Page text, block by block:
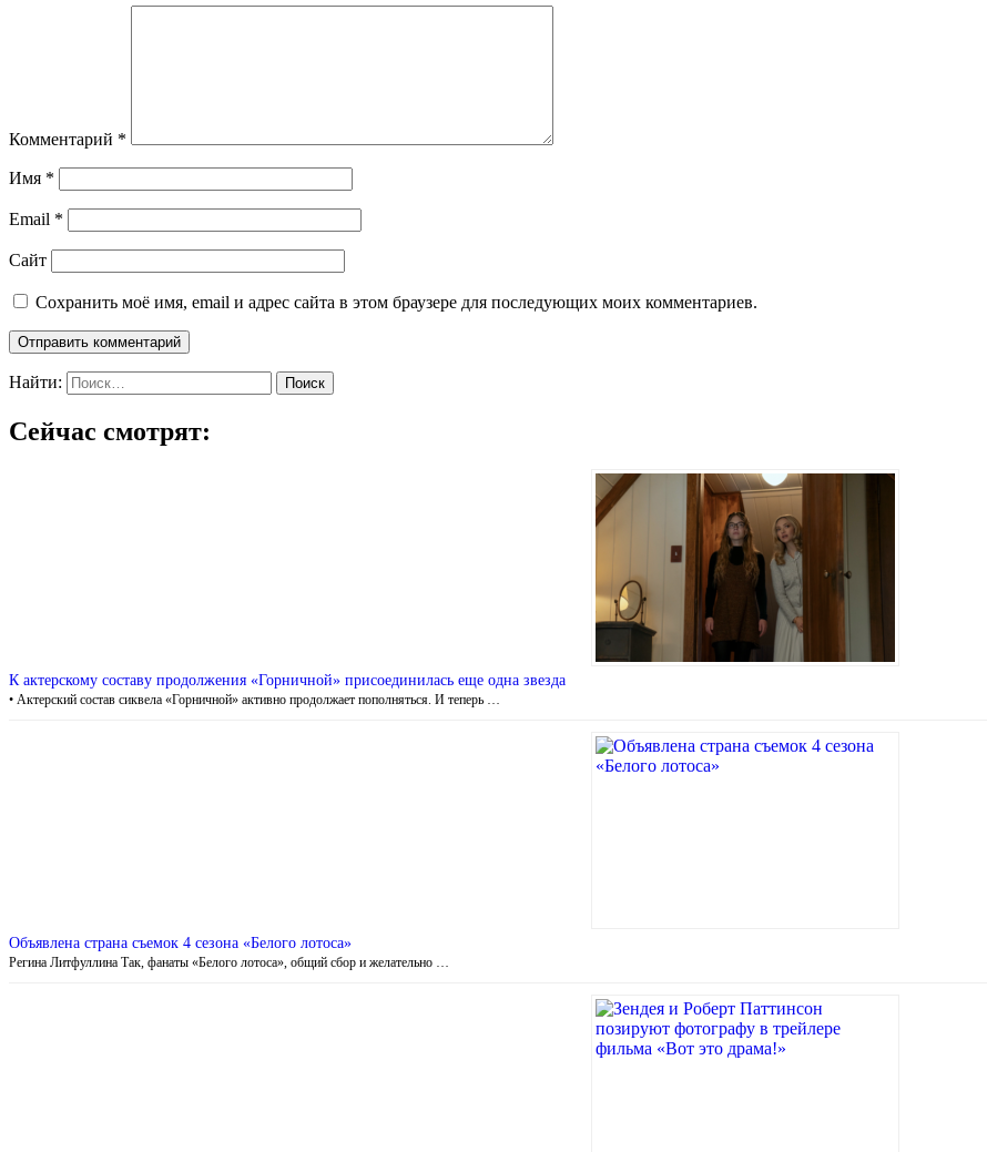
Комментарий *
Имя *
Email *
Сайт
Сохранить моё имя, email и адрес сайта в этом браузере для последующих моих комментариев.
Найти:
Сейчас смотрят:
К актерскому составу продолжения «Горничной» присоединилась еще одна звезда
• Актерский состав сиквела «Горничной» активно продолжает пополняться. И теперь …
Объявлена страна съемок 4 сезона «Белого лотоса»
Регина Литфуллина Так, фанаты «Белого лотоса», общий сбор и желательно …